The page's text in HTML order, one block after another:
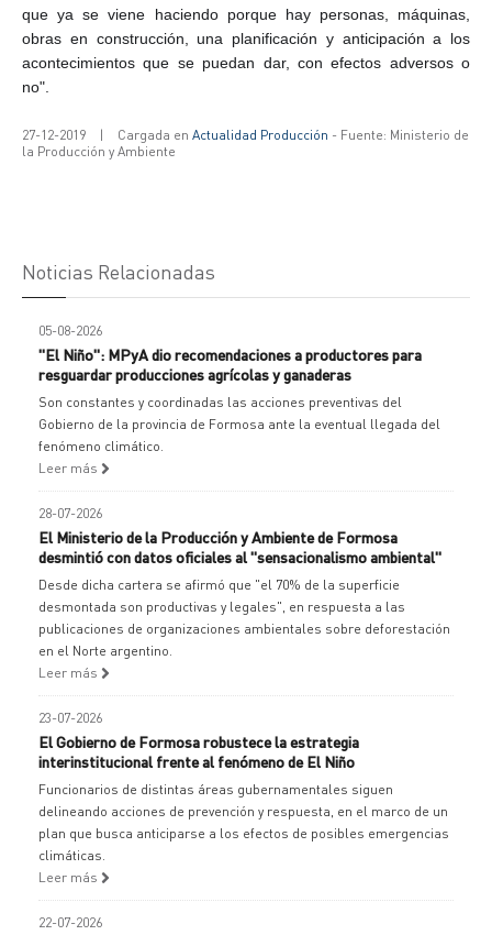
que ya se viene haciendo porque hay personas, máquinas,
obras en construcción, una planificación y anticipación a los
acontecimientos que se puedan dar, con efectos adversos o
no".
27-12-2019 | Cargada en Actualidad Producción - Fuente: Ministerio de
la Producción y Ambiente
Noticias Relacionadas
05-08-2026
"El Niño": MPyA dio recomendaciones a productores para
resguardar producciones agrícolas y ganaderas
Son constantes y coordinadas las acciones preventivas del
Gobierno de la provincia de Formosa ante la eventual llegada del
fenómeno climático.
Leer más
28-07-2026
El Ministerio de la Producción y Ambiente de Formosa
desmintió con datos oficiales al "sensacionalismo ambiental"
Desde dicha cartera se afirmó que "el 70% de la superficie
desmontada son productivas y legales", en respuesta a las
publicaciones de organizaciones ambientales sobre deforestación
en el Norte argentino.
Leer más
23-07-2026
El Gobierno de Formosa robustece la estrategia
interinstitucional frente al fenómeno de El Niño
Funcionarios de distintas áreas gubernamentales siguen
delineando acciones de prevención y respuesta, en el marco de un
plan que busca anticiparse a los efectos de posibles emergencias
climáticas.
Leer más
22-07-2026